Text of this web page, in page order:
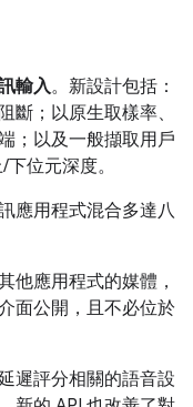
輸入。新設計包括：
斷；以原生取樣率、
；以及一般擷取用戶
位元深度。
應用程式混合多達八
他應用程式的媒體，
面公開，且不必位於
遲評分相關的語音設